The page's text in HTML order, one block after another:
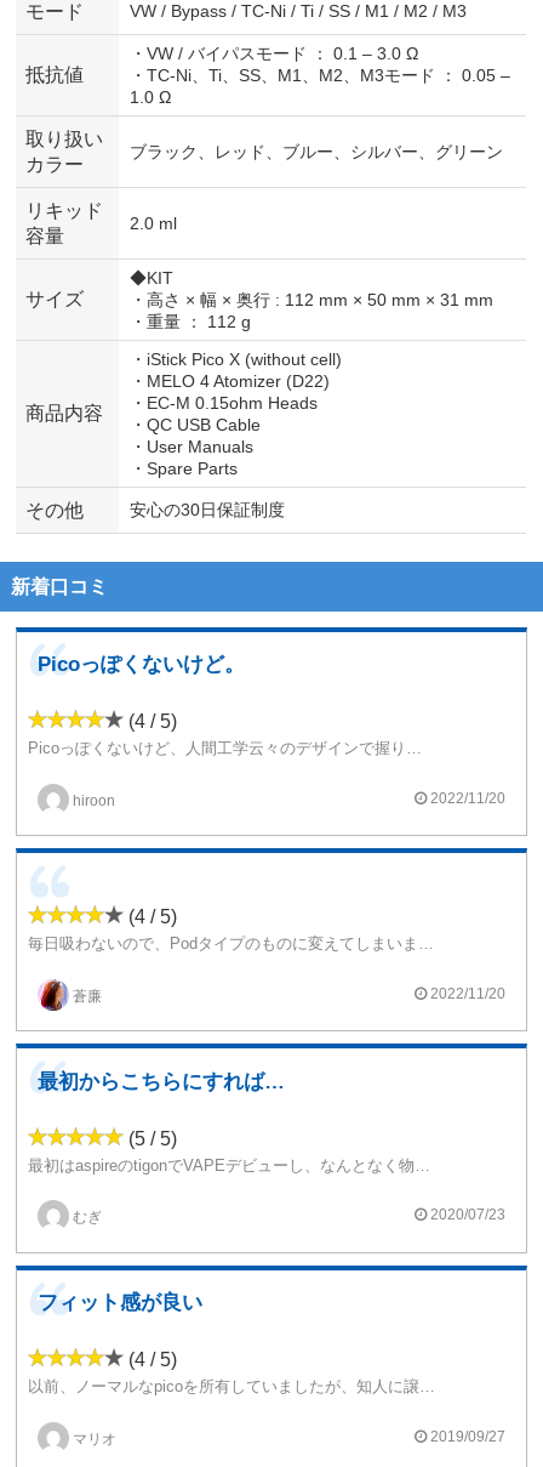
モード VW / Bypass / TC-Ni / Ti / SS / M1 / M2 / M3
抵抗値
・VW / バイパスモード ： 0.1 – 3.0 Ω
・TC-Ni、Ti、SS、M1、M2、M3モード ： 0.05 –
1.0 Ω
取り扱い
カラー
ブラック、レッド、ブルー、シルバー、グリーン
リキッド
容量
2.0 ml
サイズ
◆KIT
・高さ × 幅 × 奥行 : 112 mm × 50 mm × 31 mm
・重量 ： 112 g
商品内容
・iStick Pico X (without cell)
・MELO 4 Atomizer (D22)
・EC-M 0.15ohm Heads
・QC USB Cable
・User Manuals
・Spare Parts
その他 安心の30日保証制度
新着口コミ
Picoっぽくないけど。
(4 / 5)
Picoっぽくないけど、人間工学云々のデザインで握り心地が気持ちいいというかしっくりきます。
hiroon 2022/11/20
(4 / 5)
蒼廉 2022/11/20
最初からこちらにすれば良かった
(5 / 5)
持ちやすさや表示の分かりやすさも、初心者向けでとても使いやすいです。
むぎ 2020/07/23
フィット感が良い
(4 / 5)
以前、ノーマルなpicoを所有していましたが、知人に譲渡。
軽いっ！！
マリオ 2019/09/27